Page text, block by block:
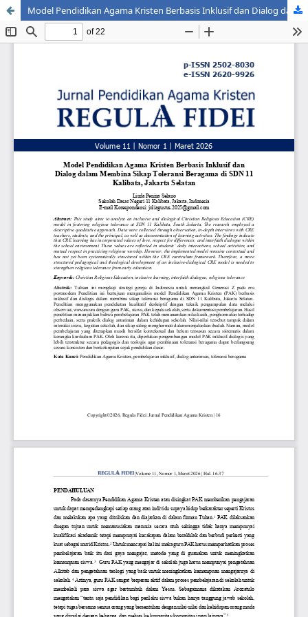
Model Pendidikan Agama Kristen Berbasis Inklusif dan Dialog dalam Membina Sikap Toleransi Beragama di SDN 11 Kalibata, Jakarta Selatan